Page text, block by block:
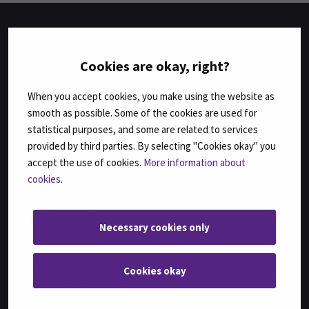
Cookies are okay, right?
When you accept cookies, you make using the website as
smooth as possible. Some of the cookies are used for
statistical purposes, and some are related to services
provided by third parties. By selecting "Cookies okay" you
accept the use of cookies. More information about
cookies.
Necessary cookies only
Cookies okay
Agrologi (ylempi AMK), Maatalousyrityksen kehittäminen
Bachelor of Business Administration, International Business
Bachelor of Engineering, Automation Engineering
Bachelor of Engineering, Sustainable Food Processing,
(ent. Agri-food Engineering)
Bachelor of Health Care, Nursing
Fysioterapeutti (AMK)
Insinööri (AMK), Bio- ja elintarviketekniikka